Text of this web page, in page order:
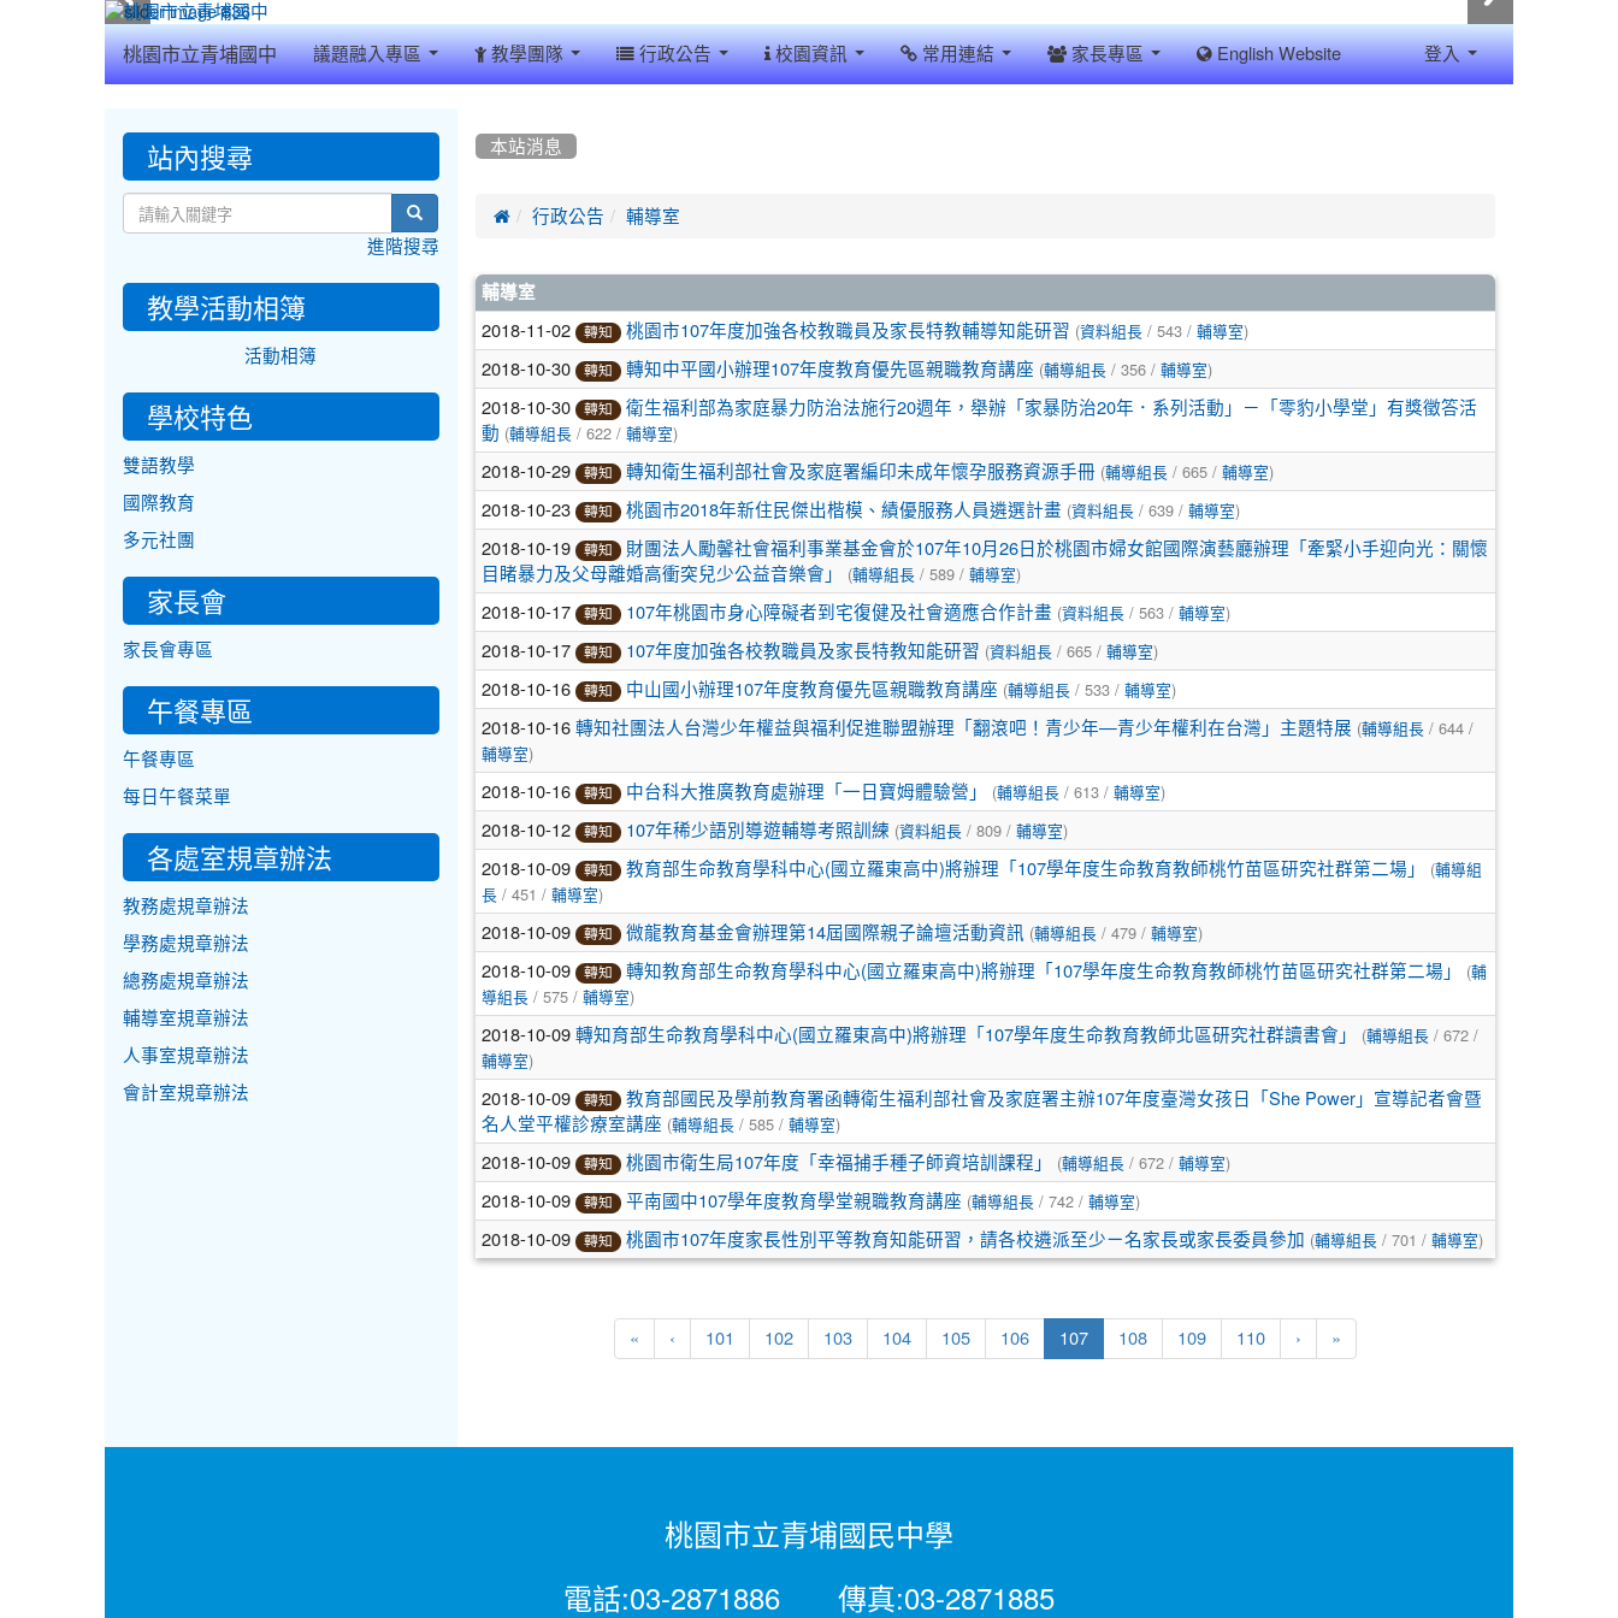
桃園市立青埔國中 議題融入專區 教學團隊 行政公告 校園資訊 常用連結 家長專區 English Website 登入
本站消息
 行政公告 輔導室
文
章
列
表
輔導室
2018-11-02 轉知 桃園市107年度加強各校教職員及家長特教輔導知能研習 (資料組長/ 543 / 輔導室)
2018-10-30 轉知 轉知中平國小辦理107年度教育優先區親職教育講座 (輔導組長/ 356 / 輔導室)
2018-10-30 轉知
衛生福利部為家庭暴力防治法施行20週年，舉辦「家暴防治20年．系列活動」－「零豹小學堂」有獎徵答活
動 (輔導組長/ 622 / 輔導室)
2018-10-29 轉知 轉知衛生福利部社會及家庭署編印未成年懷孕服務資源手冊 (輔導組長/ 665 / 輔導室)
2018-10-23 轉知 桃園市2018年新住民傑出楷模、績優服務人員遴選計畫 (資料組長/ 639 / 輔導室)
2018-10-19 轉知
財團法人勵馨社會福利事業基金會於107年10月26日於桃園市婦女館國際演藝廳辦理「牽緊小手迎向光：關懷
目睹暴力及父母離婚高衝突兒少公益音樂會」
(輔導組長/ 589 / 輔導室)
2018-10-17 轉知 107年桃園市身心障礙者到宅復健及社會適應合作計畫 (資料組長/ 563 / 輔導室)
2018-10-17 轉知 107年度加強各校教職員及家長特教知能研習 (資料組長/ 665 / 輔導室)
2018-10-16 轉知 中山國小辦理107年度教育優先區親職教育講座 (輔導組長/ 533 / 輔導室)
2018-10-16 轉知社團法人台灣少年權益與福利促進聯盟辦理「翻滾吧！青少年—青少年權利在台灣」主題特展 (輔導組長/ 644 /
輔導室)
2018-10-16 轉知 中台科大推廣教育處辦理「一日寶姆體驗營」 (輔導組長/ 613 / 輔導室)
2018-10-12 轉知 107年稀少語別導遊輔導考照訓練 (資料組長/ 809 / 輔導室)
2018-10-09 轉知 教育部生命教育學科中心(國立羅東高中)將辦理「107學年度生命教育教師桃竹苗區研究社群第二場」 (輔導組
長/ 451 / 輔導室)
2018-10-09 轉知 微龍教育基金會辦理第14屆國際親子論壇活動資訊 (輔導組長/ 479 / 輔導室)
2018-10-09 轉知 轉知教育部生命教育學科中心(國立羅東高中)將辦理「107學年度生命教育教師桃竹苗區研究社群第二場」 (輔
導組長/ 575 / 輔導室)
2018-10-09 轉知育部生命教育學科中心(國立羅東高中)將辦理「107學年度生命教育教師北區研究社群讀書會」 (輔導組長/ 672 /
輔導室)
2018-10-09 轉知
教育部國民及學前教育署函轉衛生福利部社會及家庭署主辦107年度臺灣女孩日「She Power」宣導記者會暨
名人堂平權診療室講座 (輔導組長/ 585 / 輔導室)
2018-10-09 轉知 桃園市衛生局107年度「幸福捕手種子師資培訓課程」 (輔導組長/ 672 / 輔導室)
2018-10-09 轉知 平南國中107學年度教育學堂親職教育講座 (輔導組長/ 742 / 輔導室)
2018-10-09 轉知 桃園市107年度家長性別平等教育知能研習，請各校遴派至少ㄧ名家長或家長委員參加 (輔導組長/ 701 / 輔導室)
« ‹ 101 102 103 104 105 106 107(current)
108 109 110 › »
::: 站內搜尋
search
進階搜尋
教學活動相簿
活動相簿
學校特色
雙語教學
國際教育
多元社團
家長會
家長會專區
午餐專區
午餐專區
每日午餐菜單
各處室規章辦法
教務處規章辦法
學務處規章辦法
總務處規章辦法
輔導室規章辦法
人事室規章辦法
會計室規章辦法
桃園市立青埔國民中學
電話:03-2871886 傳真:03-2871885